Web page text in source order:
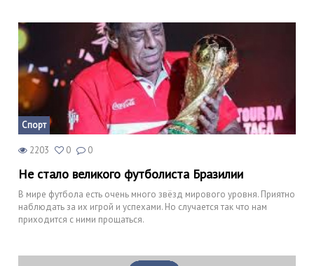
Спорт
2203 0 0
Не стало великого футболиста Бразилии
В мире футбола есть очень много звёзд мирового уровня. Приятно
наблюдать за их игрой и успехами. Но случается так что нам
приходится с ними прощаться.